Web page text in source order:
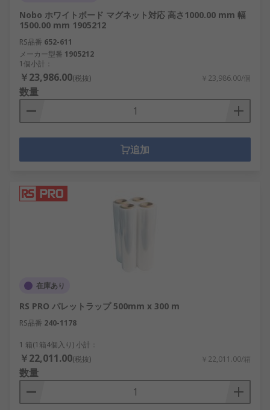
Nobo ホワイトボード マグネット対応 高さ1000.00 mm 幅
1500.00 mm 1905212
RS品番 652-611
メーカー型番 1905212
1個小計：
￥23,986.00(税抜) ￥23,986.00/個
数量
追加
在庫あり
RS PRO パレットラップ 500mm x 300 m
RS品番 240-1178
1 箱(1箱4個入り) 小計：
￥22,011.00(税抜) ￥22,011.00/箱
数量